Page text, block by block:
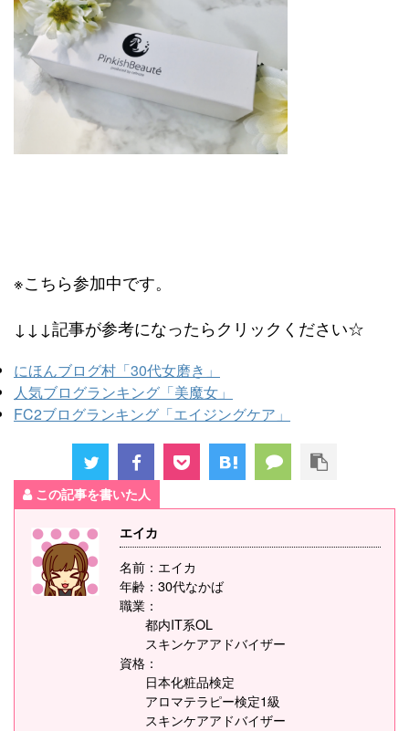
※こちら参加中です。
↓↓↓記事が参考になったらクリックください☆
にほんブログ村「30代女磨き」
人気ブログランキング「美魔女」
FC2ブログランキング「エイジングケア」
この記事を書いた人
エイカ
名前：エイカ
年齢：30代なかば
職業：
都内IT系OL
スキンケアアドバイザー
資格：
日本化粧品検定
アロマテラピー検定1級
スキンケアアドバイザー